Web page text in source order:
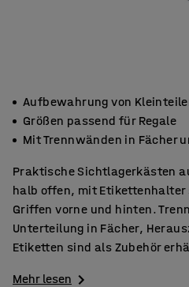
Aufbewahrung von
Größen passend für Regale
Mit Trennwänden in Fächer
Praktische Sichtlagerkästen
halb offen, mit
Griffen vorne und hinten.
Unterteilung in Fächer,
Etiketten sind als Zubehör
Mehr lesen